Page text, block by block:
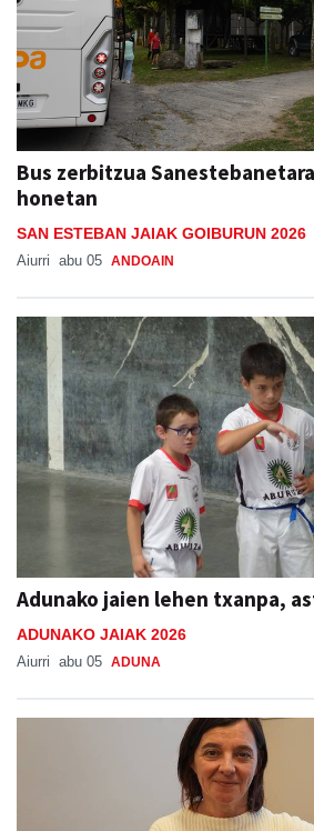
Bus zerbitzua
honetan
SAN ESTEBAN JAIAK GOIBURUN 2026
Aiurri abu 05 ANDOAIN
Adunako jaien lehen txanpa,
ADUNAKO JAIAK 2026
Aiurri abu 05 ADUNA